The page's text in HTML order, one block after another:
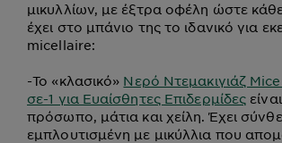
μικυλλίων, με έξτρα οφέλη ώστε
έχει στο μπάνιο της το ιδανικό για
micellaire:
-Το «κλασικό» Νερό Ντεμακιγιάζ
σε-1 για Ευαίσθητες Επιδερμίδες
πρόσωπο, μάτια και χείλη. Έχει
εμπλουτισμένη με μικύλλια που